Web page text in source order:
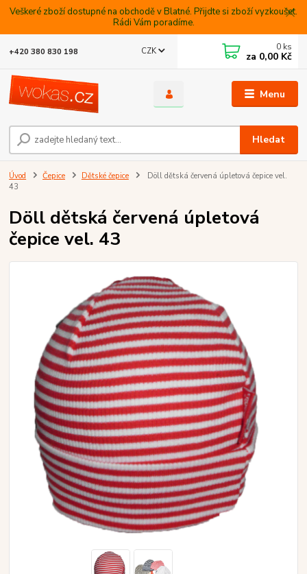
Veškeré zboží dostupné na obchodě v Blatné. Přijdte si zboží vyzkoušet.
Rádi Vám poradíme.
Menu
CZK
Hledat
+420 380 830 198 0 ks
za 0,00 Kč
Úvod Čepice Dětské čepice
Döll dětská červená úpletová čepice vel.
43
Döll dětská červená úpletová
čepice vel. 43